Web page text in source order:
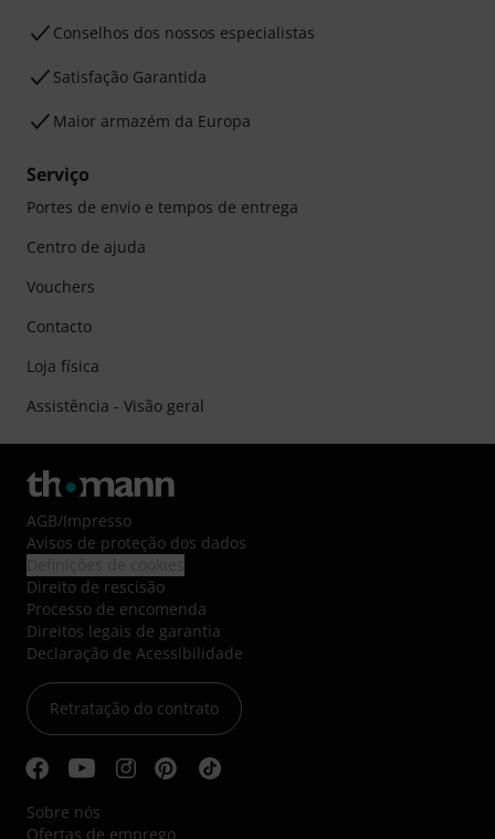
Conselhos dos nossos especialistas
Satisfação Garantida
Maior armazém da Europa
Serviço
Portes de envio e tempos de entrega
Centro de ajuda
Vouchers
Contacto
Loja física
Assistência - Visão geral
AGB/Impresso
Avisos de proteção dos dados
Direito de rescisão
Processo de encomenda
Direitos legais de garantia
Declaração de Acessibilidade
Retratação do contrato
Sobre nós
Ofertas de emprego